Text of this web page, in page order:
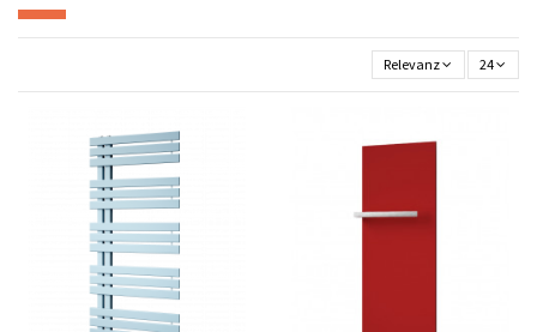
Relevanz 24